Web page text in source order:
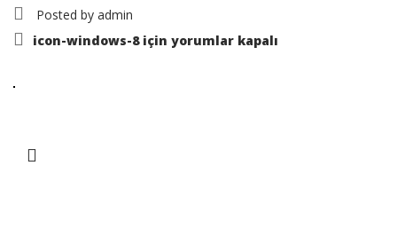
Posted by admin
icon-windows-8 için yorumlar kapalı